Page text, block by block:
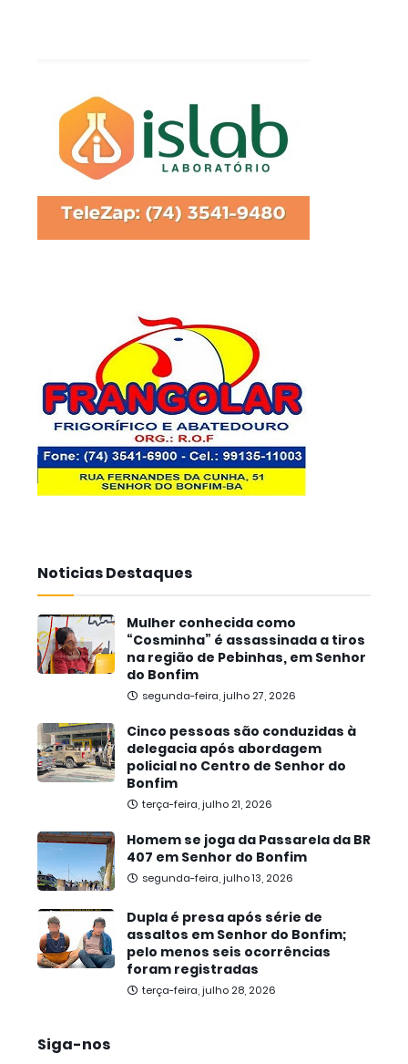
Noticias Destaques
Mulher conhecida como
“Cosminha” é assassinada a tiros
na região de Pebinhas, em Senhor
do Bonfim
segunda-feira, julho 27, 2026
Cinco pessoas são conduzidas à
delegacia após abordagem
policial no Centro de Senhor do
Bonfim
terça-feira, julho 21, 2026
Homem se joga da Passarela da BR
407 em Senhor do Bonfim
segunda-feira, julho 13, 2026
Dupla é presa após série de
assaltos em Senhor do Bonfim;
pelo menos seis ocorrências
foram registradas
terça-feira, julho 28, 2026
Siga-nos